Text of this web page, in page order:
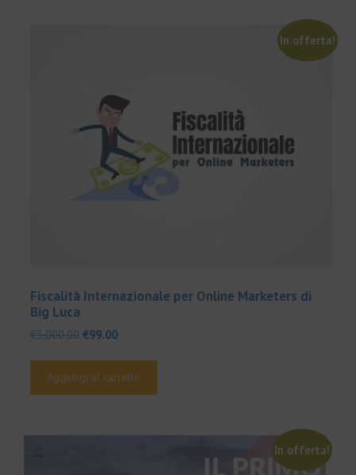
In offerta!
Fiscalità Internazionale per Online Marketers di
Big Luca
€3,000.00 Il
era:
€99.00Il
è:
Aggiungi al carrello
In offerta!